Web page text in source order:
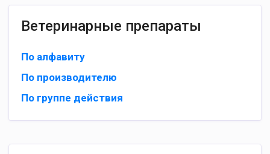
Ветеринарные препараты
По алфавиту
По производителю
По группе действия